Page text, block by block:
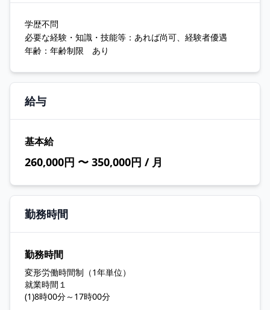
学歴不問
必要な経験・知識・技能等：あれば尚可、経験者優遇
年齢：年齢制限 あり
給与
基本給
260,000円 〜 350,000円 / 月
勤務時間
勤務時間
変形労働時間制（1年単位）
就業時間１
(1)8時00分～17時00分